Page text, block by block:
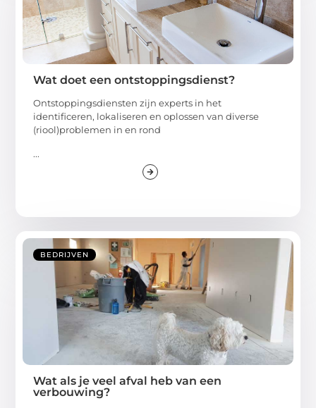
Wat doet een ontstoppingsdienst?
Ontstoppingsdiensten zijn experts in het
identificeren, lokaliseren en oplossen van diverse
(riool)problemen in en rond
...
BEDRIJVEN
Wat als je veel afval heb van een
verbouwing?